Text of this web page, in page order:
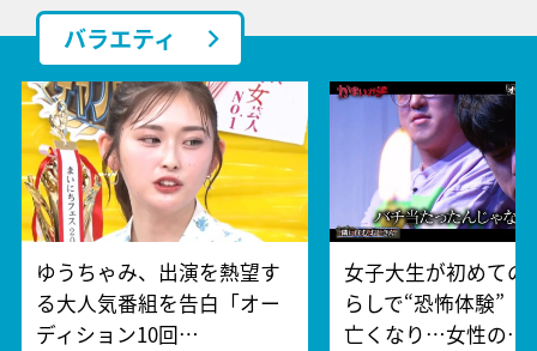
バラエティ
ゆうちゃみ、出演を熱望す
る大人気番組を告白「オー
ディション10回…
女子大生が初めての
らしで“恐怖体験”
亡くなり…女性の…